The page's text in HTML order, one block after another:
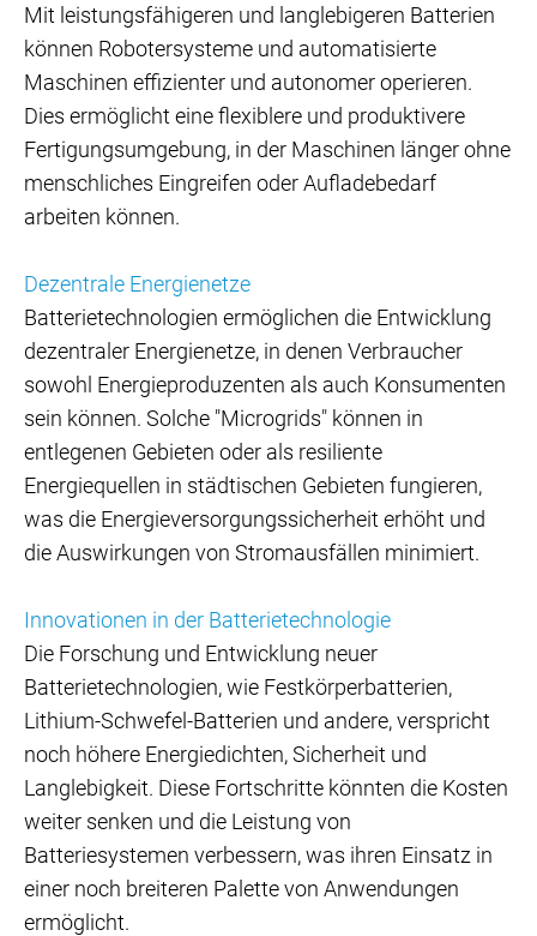
Mit leistungsfähigeren und langlebigeren Batterien
können Robotersysteme und automatisierte
Maschinen effizienter und autonomer operieren.
Dies ermöglicht eine flexiblere und produktivere
Fertigungsumgebung, in der Maschinen länger ohne
menschliches Eingreifen oder Aufladebedarf
arbeiten können.
Dezentrale Energienetze
Batterietechnologien ermöglichen die Entwicklung
dezentraler Energienetze, in denen Verbraucher
sowohl Energieproduzenten als auch Konsumenten
sein können. Solche "Microgrids" können in
entlegenen Gebieten oder als resiliente
Energiequellen in städtischen Gebieten fungieren,
was die Energieversorgungssicherheit erhöht und
die Auswirkungen von Stromausfällen minimiert.
Innovationen in der Batterietechnologie
Die Forschung und Entwicklung neuer
Batterietechnologien, wie Festkörperbatterien,
Lithium-Schwefel-Batterien und andere, verspricht
noch höhere Energiedichten, Sicherheit und
Langlebigkeit. Diese Fortschritte könnten die Kosten
weiter senken und die Leistung von
Batteriesystemen verbessern, was ihren Einsatz in
einer noch breiteren Palette von Anwendungen
ermöglicht.